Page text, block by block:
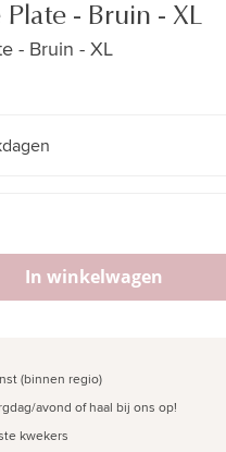
Plate - Bruin - XL
- Bruin - XL
In winkelwagen
(binnen regio)
avond of haal bij ons op!
kwekers